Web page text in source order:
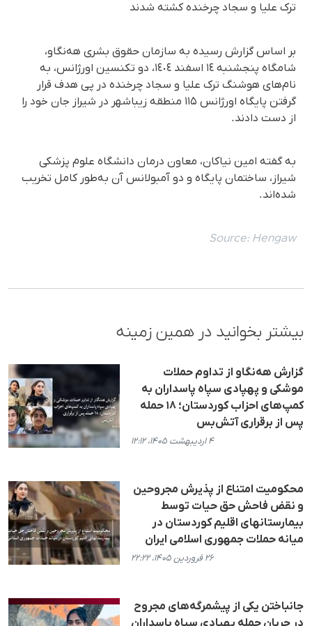
ترک علیا و سجاد چرخنده کشتە شدند
بر اساس گزارش رسیده به سازمان حقوق بشری هه‌نگاو،
شامگاه پنجشنبە ١٤ اسفند ١٤٠٤، دو تکنسین اورژانس، به
نام‌های هوشنگ ترک علیا و سجاد چرخنده در پی هدف قرار
گرفتن پایگاه اورژانس ۱۱۵ منطقه زیباشهر در شیراز جان خود را
از دست دادند.
به گفته امین نیاکان، معاون درمان دانشگاه علوم پزشکی
شیراز، ساختمان پایگاه و دو آمبولانس آن به‌طور کامل تخریب
شدەاند.
Source: Hengaw
بیشتر بخوانید در همین زمینه
گزارش هه‌نگاو از تداوم حملات
موشکی و پهپادی سپاه پاسداران به
کمپ‌های احزاب کوردستان؛ ۱۸ حمله
پس از برقراری آتش‌بس
۴ اردیبهشت ۱۴۰۵، ۱۲:۱۲
محکومیت امتناع از پذیرش مجروحین
و نقض فاحش حق حیات توسط
بیمارستانهای اقلیم کوردستان در
میانە حملات جمهوری اسلامی ایران
۲۶ فروردین ۱۴۰۵، ۲۲:۲۲
جانباختن یکی از پیشمرگه‌های مجروح
در جریان حمله پهپادی سپاه پاسداران